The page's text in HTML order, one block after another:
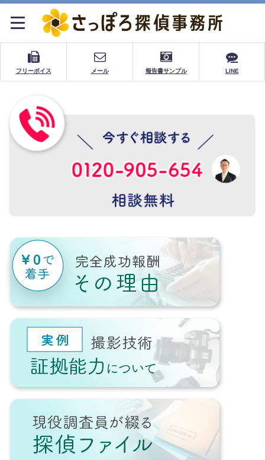
フリーボイス メール 報告書サンプル LINE